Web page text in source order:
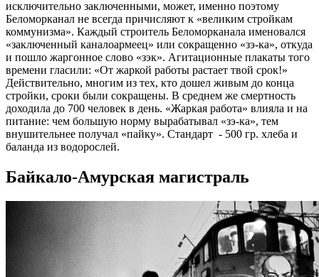
исключительно заключенными, может, именно поэтому
Беломорканал не всегда причисляют к «великим стройкам
коммунизма». Каждый строитель Беломорканала именовался
«заключенный каналоармеец» или сокращенно «зэ-ка», откуда
и пошло жаргонное слово «зэк». Агитационные плакаты того
времени гласили: «От жаркой работы растает твой срок!»
Действительно, многим из тех, кто дошел живым до конца
стройки, сроки были сокращены. В среднем же смертность
доходила до 700 человек в день. «Жаркая работа» влияла и на
питание: чем большую норму вырабатывал «зэ-ка», тем
внушительнее получал «пайку». Стандарт - 500 гр. хлеба и
баланда из водорослей.
Байкало-Амурская магистраль